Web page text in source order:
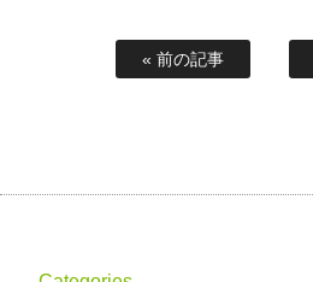
« 前の記事